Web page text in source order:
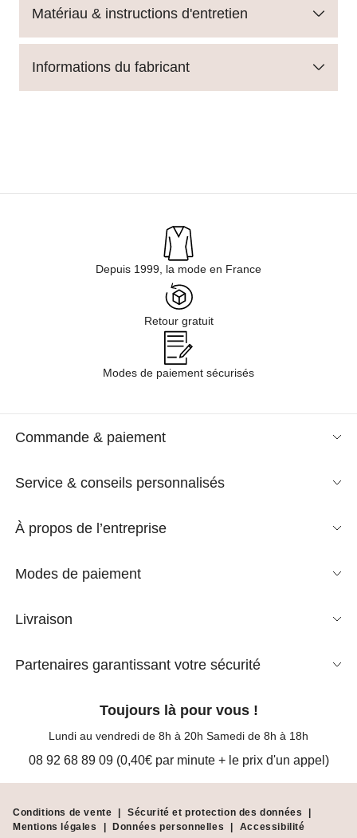
Matériau & instructions d'entretien
Informations du fabricant
Depuis 1999, la mode en France
Retour gratuit
Modes de paiement sécurisés
Commande & paiement
Service & conseils personnalisés
À propos de l’entreprise
Modes de paiement
Livraison
Partenaires garantissant votre sécurité
Toujours là pour vous !
Lundi au vendredi de 8h à 20h Samedi de 8h à 18h
08 92 68 89 09 (0,40€ par minute + le prix d'un appel)
Conditions de vente | Sécurité et protection des données
|
Mentions légales
| Données personnelles | Accessibilité